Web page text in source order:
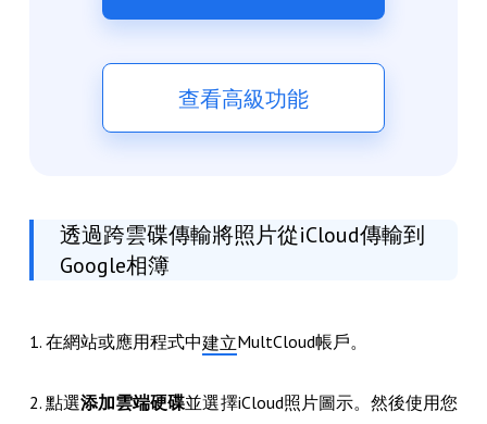
查看高級功能
透過跨雲碟傳輸將照片從iCloud傳輸到
Google相簿
1. 在網站或應用程式中建立MultCloud帳戶。
2. 點選添加雲端硬碟並選擇iCloud照片圖示。然後使用您